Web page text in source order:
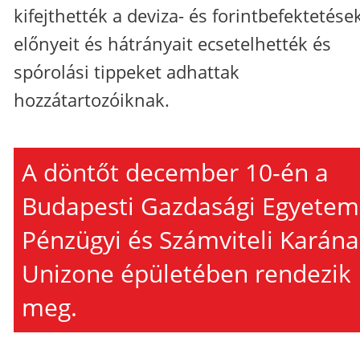
kifejthették a deviza- és
előnyeit és hátrányait ecsetelhették és
spórolási tippeket adhattak
hozzátartozóiknak.
A döntőt december 10-én a
Budapesti Gazdasági Egyetem
Pénzügyi és Számviteli
Unizone épületében rendezik
meg.